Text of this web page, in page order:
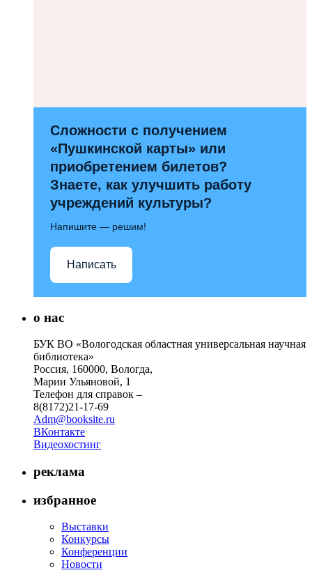
Сложности с получением
«Пушкинской карты» или
приобретением билетов?
Знаете, как улучшить работу
учреждений культуры?
Напишите — решим!
Написать
о нас
БУК ВО «Вологодская областная универсальная научная
библиотека»
Россия, 160000, Вологда,
Марии Ульяновой, 1
Телефон для справок –
8(8172)21-17-69
Adm@booksite.ru
ВКонтакте
Видеохостинг
реклама
избранное
Выставки
Конкурсы
Конференции
Новости